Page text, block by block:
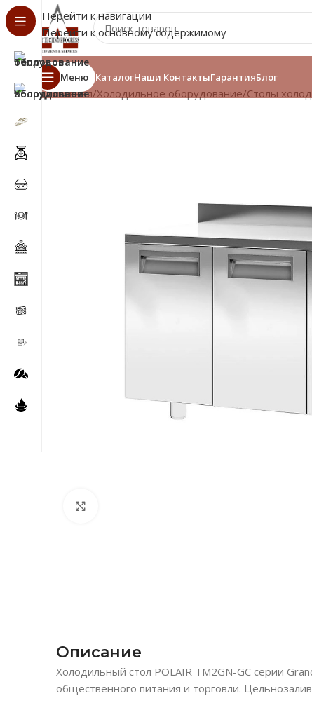
Перейти к навигации
Перейти к основному содержимому
Меню КаталогНаши КонтактыГарантияБлог
Главная/Холодильное оборудование/Столы
Описание
Холодильный стол POLAIR TM2GN-GC серии
общественного питания и торговли.